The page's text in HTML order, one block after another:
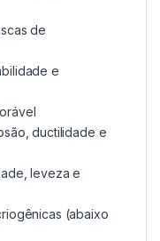
de
e
ductilidade e
leveza e
(abaixo